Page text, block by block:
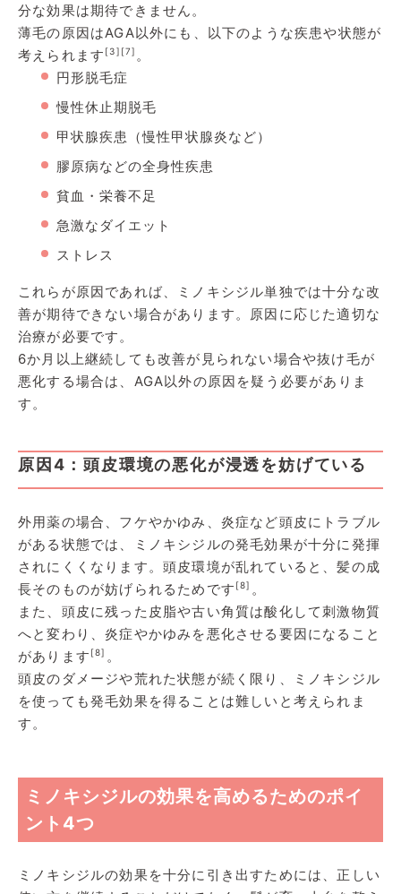
分な効果は期待できません。
薄毛の原因はAGA以外にも、以下のような疾患や状態が
考えられます [3] [7] 。
円形脱毛症
慢性休止期脱毛
甲状腺疾患（慢性甲状腺炎など）
膠原病などの全身性疾患
貧血・栄養不足
急激なダイエット
ストレス
これらが原因であれば、ミノキシジル単独では十分な改
善が期待できない場合があります。原因に応じた適切な
治療が必要です。
6か月以上継続しても改善が見られない場合や抜け毛が
悪化する場合は、AGA以外の原因を疑う必要がありま
す。
原因4：頭皮環境の悪化が浸透を妨げている
外用薬の場合、フケやかゆみ、炎症など頭皮にトラブル
がある状態では、ミノキシジルの発毛効果が十分に発揮
されにくくなります。頭皮環境が乱れていると、髪の成
長そのものが妨げられるためです [8] 。
また、頭皮に残った皮脂や古い角質は酸化して刺激物質
へと変わり、炎症やかゆみを悪化させる要因になること
があります [8] 。
頭皮のダメージや荒れた状態が続く限り、ミノキシジル
を使っても発毛効果を得ることは難しいと考えられま
す。
ミノキシジルの効果を高めるためのポイ
ント4つ
ミノキシジルの効果を十分に引き出すためには、正しい